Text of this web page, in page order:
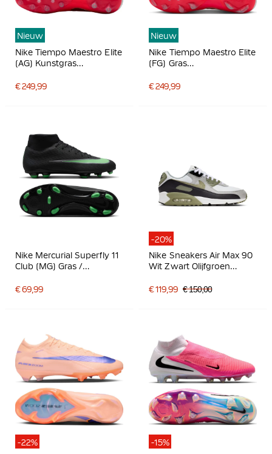
Nieuw
Nike Tiempo Maestro Elite
(AG) Kunstgras
Felrood Goud
€ 249,99
Nieuw
Nike Tiempo Maestro Elite
(FG) Gras
Felrood Goud
€ 249,99
Nike Mercurial Superfly 11
Club (MG) Gras /
Voetbalschoenen Zwart
€ 69,99
-20%
Nike Sneakers Air Max 90
Wit Zwart Olijfgroen
€ 119,99 € 150,00
-22%
-15%